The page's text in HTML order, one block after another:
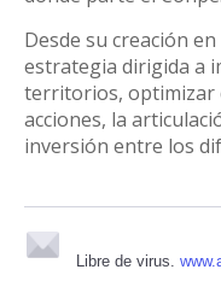
Desde su creación
estrategia dirigida a
territorios, optimizar
acciones, la
inversión entre los
Libre de virus.